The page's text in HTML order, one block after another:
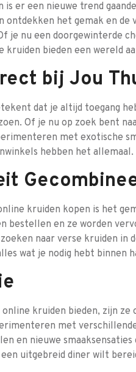
er een nieuwe trend
ontdekken het gemak en
je nu een doorgewinterde
bieden een wereld
bij Jou
dat je altijd toegang
Of je nu op zoek bent
met exotische
hebben het allemaal.
kruiden kopen is het
bestellen en ze worden
naar verse kruiden in
wat je nodig hebt binnen
kruiden bieden, zijn ze
met
en nieuwe
uitgebreid diner wilt